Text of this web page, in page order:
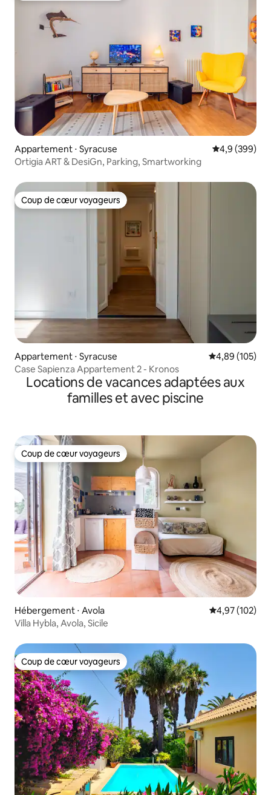
Appartement ⋅ Syracuse Évaluation
4,9 (399)
Ortigia ART & DesiGn, Parking, Smartworking
Coup de cœur voyageurs
Coup de cœur voyageurs
Appartement ⋅ Syracuse Évaluation
4,89 (105)
Case Sapienza Appartement 2 - Kronos
Locations de vacances adaptées aux
familles et avec piscine
Coup de cœur voyageurs
Coup de cœur voyageurs
Hébergement ⋅ Avola Évaluation
4,97 (102)
Villa Hybla, Avola, Sicile
Coup de cœur voyageurs
Coup de cœur voyageurs